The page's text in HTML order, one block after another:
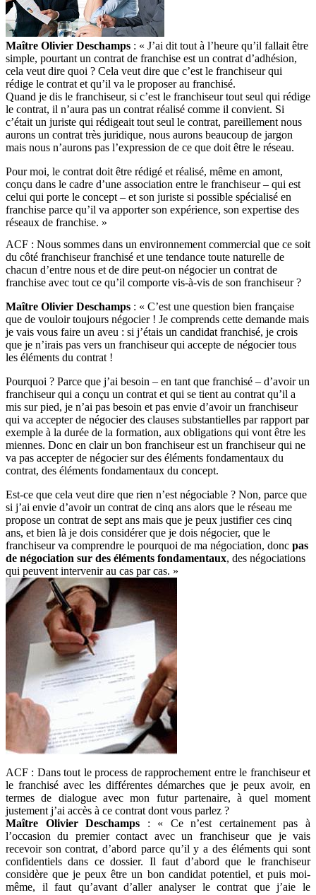
Maître Olivier Deschamps : « J’ai dit tout à l’heure qu’il fallait être
simple, pourtant un contrat de franchise est un contrat d’adhésion,
cela veut dire quoi ? Cela veut dire que c’est le franchiseur qui
rédige le contrat et qu’il va le proposer au franchisé.
Quand je dis le franchiseur, si c’est le franchiseur tout seul qui rédige
le contrat, il n’aura pas un contrat réalisé comme il convient. Si
c’était un juriste qui rédigeait tout seul le contrat, pareillement nous
aurons un contrat très juridique, nous aurons beaucoup de jargon
mais nous n’aurons pas l’expression de ce que doit être le réseau.
Pour moi, le contrat doit être rédigé et réalisé, même en amont,
conçu dans le cadre d’une association entre le franchiseur – qui est
celui qui porte le concept – et son juriste si possible spécialisé en
franchise parce qu’il va apporter son expérience, son expertise des
réseaux de franchise. »
ACF : Nous sommes dans un environnement commercial que ce soit
du côté franchiseur franchisé et une tendance toute naturelle de
chacun d’entre nous et de dire peut-on négocier un contrat de
franchise avec tout ce qu’il comporte vis-à-vis de son franchiseur ?
Maître Olivier Deschamps : « C’est une question bien française
que de vouloir toujours négocier ! Je comprends cette demande mais
je vais vous faire un aveu : si j’étais un candidat franchisé, je crois
que je n’irais pas vers un franchiseur qui accepte de négocier tous
les éléments du contrat !
Pourquoi ? Parce que j’ai besoin – en tant que franchisé – d’avoir un
franchiseur qui a conçu un contrat et qui se tient au contrat qu’il a
mis sur pied, je n’ai pas besoin et pas envie d’avoir un franchiseur
qui va accepter de négocier des clauses substantielles par rapport par
exemple à la durée de la formation, aux obligations qui vont être les
miennes. Donc en clair un bon franchiseur est un franchiseur qui ne
va pas accepter de négocier sur des éléments fondamentaux du
contrat, des éléments fondamentaux du concept.
Est-ce que cela veut dire que rien n’est négociable ? Non, parce que
si j’ai envie d’avoir un contrat de cinq ans alors que le réseau me
propose un contrat de sept ans mais que je peux justifier ces cinq
ans, et bien là je dois considérer que je dois négocier, que le
franchiseur va comprendre le pourquoi de ma négociation, donc pas
de négociation sur des éléments fondamentaux, des négociations
qui peuvent intervenir au cas par cas. »
ACF : Dans tout le process de rapprochement entre le franchiseur et
le franchisé avec les différentes démarches que je peux avoir, en
termes de dialogue avec mon futur partenaire, à quel moment
justement j’ai accès à ce contrat dont vous parlez ?
Maître Olivier Deschamps : « Ce n’est certainement pas à
l’occasion du premier contact avec un franchiseur que je vais
recevoir son contrat, d’abord parce qu’il y a des éléments qui sont
confidentiels dans ce dossier. Il faut d’abord que le franchiseur
considère que je peux être un bon candidat potentiel, et puis moi-
même, il faut qu’avant d’aller analyser le contrat que j’aie le